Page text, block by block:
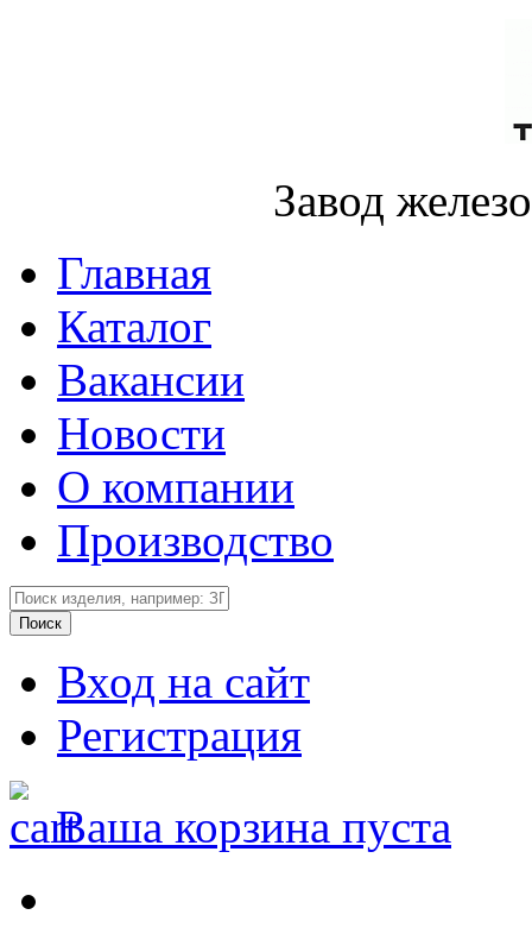
Завод
Главная
Каталог
Вакансии
Новости
О компании
Производство
Вход на сайт
Регистрация
Ваша корзина пуста